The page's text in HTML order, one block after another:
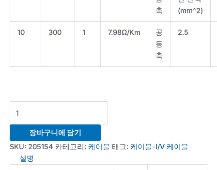
축
(mm^2)
10 300 1 7.98Ω/Km
공
동
축
2.5
I/V
Cable-
10A-
6FT-
IV
장바구니에 담기
SKU: 205154 카테고리: 케이블 태그: 케이블-I/V 케이블
설명